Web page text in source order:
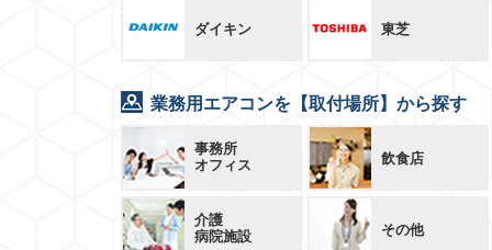
ダイキン 東芝
業務用エアコンを【取付場所】から探す
事務所
オフィス
飲食店
介護
病院施設
その他